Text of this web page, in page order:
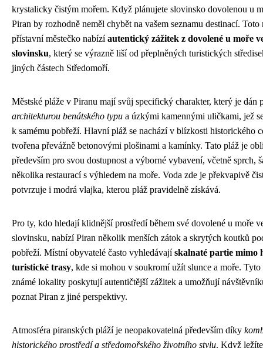
krystalicky čistým mořem. Když plánujete slovinsko dovolenou u
Piran by rozhodně neměl chybět na vašem seznamu destinací. Toto
přístavní městečko nabízíautentický zážitek z dovolené u moře
slovinsku, který se výrazně liší od přeplněných turistických
jiných částech Středomoří.
Městské pláže v Piranu mají svůj specifický charakter, který je dán
architekturou benátského typu a úzkými kamennými uličkami, jež
k samému pobřeží. Hlavní pláž se nachází v blízkosti historického
tvořena převážně betonovými plošinami a kamínky. Tato pláž je
především pro svou dostupnost a výborné vybavení, včetně sprch,
několika restaurací s výhledem na moře. Voda zde je překvapivě
potvrzuje i modrá vlajka, kterou pláž pravidelně získává.
Pro ty, kdo hledají klidnější prostředí během své dovolené u moře
slovinsku, nabízí Piran několik menších zátok a skrytých koutků
pobřeží. Místní obyvatelé často vyhledávajískalnaté partie mimo
turistické trasy, kde si mohou v soukromí užít slunce a moře. Tyto
známé lokality poskytují autentičtější zážitek a umožňují
poznat Piran z jiné perspektivy.
Atmosféra piranských pláží je neopakovatelná především díky
historického prostředí a středomořského životního stylu. Když